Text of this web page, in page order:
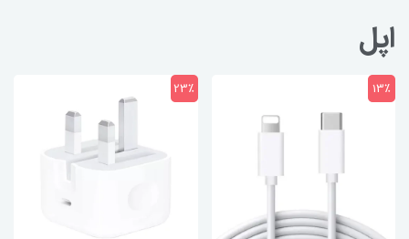
اپل
13٪ 23٪